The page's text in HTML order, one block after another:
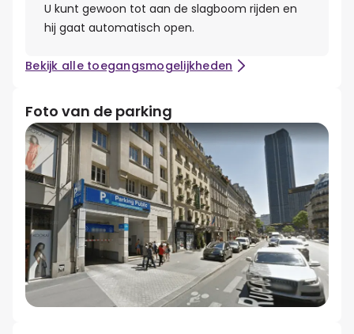
U kunt gewoon tot aan de slagboom rijden en
hij gaat automatisch open.
Bekijk alle toegangsmogelijkheden
Foto van de parking